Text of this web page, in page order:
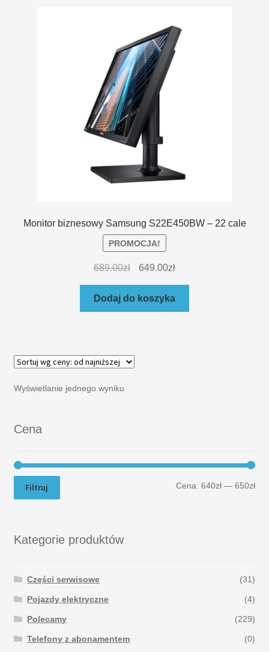
DOSTAWA I ZWROTY
POLITYKA PRYWATNOŚCI
REGULAMIN SKLEPU
Monitor biznesowy Samsung S22E450BW – 22 cale
PROMOCJA!
689.00zł 649.00zł
Dodaj do koszyka
Wyświetlanie jednego wyniku
Cena
Filtruj Cena:640zł —650zł
Kategorie produktów
Części serwisowe (31)
Pojazdy elektryczne (4)
Polecamy (229)
Telefony z abonamentem (0)